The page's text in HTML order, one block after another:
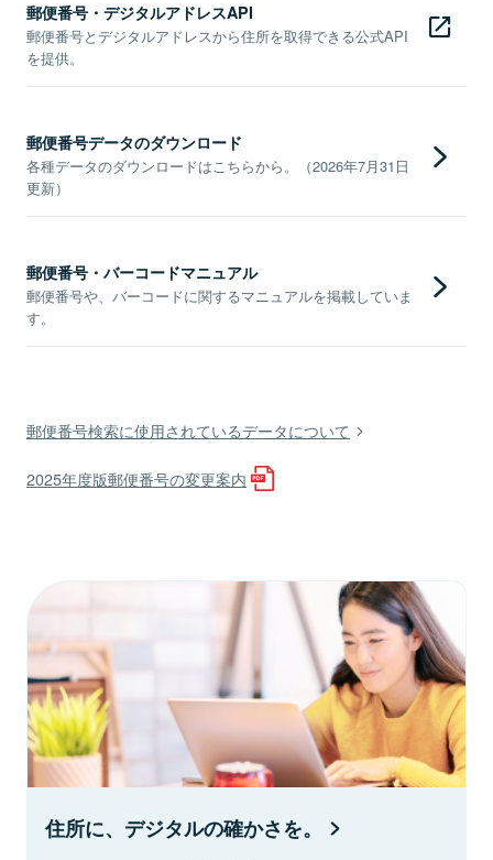
郵便番号・デジタルアドレスAPI
郵便番号とデジタルアドレスから住所を取得できる公式API
を提供。
郵便番号データのダウンロード
各種データのダウンロードはこちらから。（2026年7月31日
更新）
郵便番号・バーコードマニュアル
郵便番号や、バーコードに関するマニュアルを掲載していま
す。
郵便番号検索に使用されているデータについて
2025年度版郵便番号の変更案内
住所に、デジタルの確かさを。